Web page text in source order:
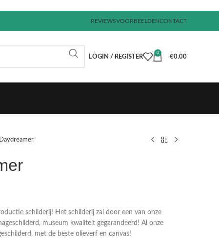
REVIEWSVOORBEELDENCONTACT
LOGIN / REGISTER
0
€0.00
schilderij! Het schilderij zal door een van onze
museum kwaliteit gegarandeerd! Al onze
met de beste olieverf en canvas!